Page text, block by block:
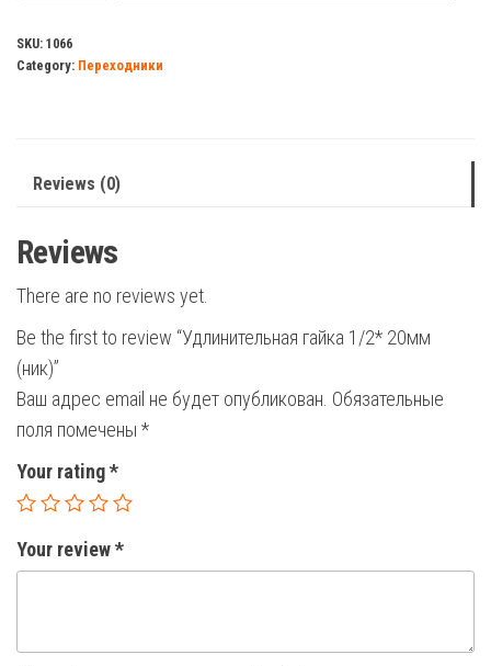
20мм
(ник)
SKU: 1066
Category: Переходники
Reviews (0)
Reviews
There are no reviews yet.
Be the first to review “Удлинительная гайка 1/2* 20мм
(ник)”
Ваш адрес email не будет опубликован. Обязательные
поля помечены *
Your rating*
Your review*